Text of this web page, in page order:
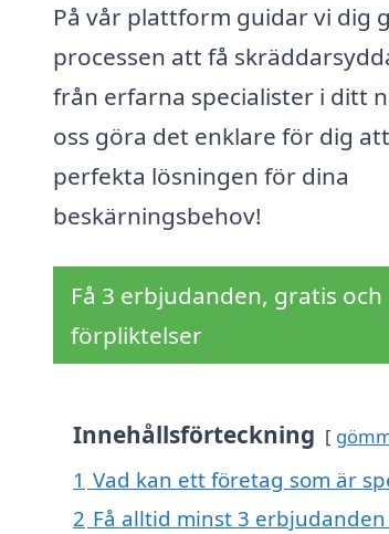
På vår plattform guidar vi dig
processen att få
från erfarna specialister i ditt
oss göra det enklare för dig
perfekta lösningen för dina
beskärningsbehov!
Få 3 erbjudanden, gratis
förpliktelser
Innehållsförteckning
1 Vad kan ett företag som är
2 Få alltid minst 3